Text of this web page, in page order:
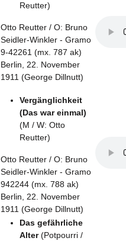
Reutter)
Otto Reutter / O: Bruno
Seidler-Winkler - Gramo
9-42261 (mx. 787 ak)
Berlin, 22. November
1911 (George Dillnutt)
Vergänglichkeit
(Das war einmal)
(M / W: Otto
Reutter)
Otto Reutter / O: Bruno
Seidler-Winkler - Gramo
942244 (mx. 788 ak)
Berlin, 22. November
1911 (George Dillnutt)
Das gefährliche
Alter(Potpourri /